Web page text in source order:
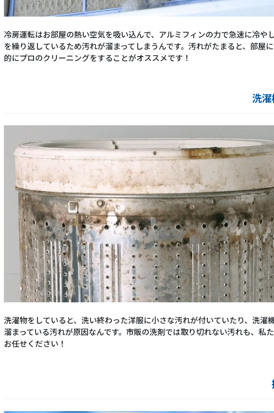
冷房運転はお部屋の熱い空気を吸い込んで、アルミフィンの力で急速に冷
を繰り返しているため汚れが溜まってしまうんです。汚れがたまると、部
的にプロのクリーニングをすることがオススメです！
洗濯
洗濯物をしていると、洗い終わった洋服に小さな汚れが付いていたり、洗
溜まっている汚れが原因なんです。市販の洗剤では取り切れない汚れも、
お任せください！